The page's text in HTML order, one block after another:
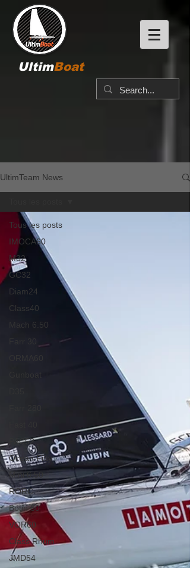
UltimBoat
UltimTeam News
Tous les posts
IMOCA60
M32
GC32
Diam24
Class40
Mach 6.50
Farr 30
PAC52
Ocean Fifty
Mini 6.50
RORC
Botin 80
VOR60
Class Rhum
JMD54